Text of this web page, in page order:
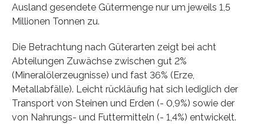
Ausland gesendete Gütermenge nur um jeweils 1,5
Millionen Tonnen zu.
Die Betrachtung nach Güterarten zeigt bei acht
Abteilungen Zuwächse zwischen gut 2%
(Mineralölerzeugnisse) und fast 36% (Erze,
Metallabfälle). Leicht rückläufig hat sich lediglich der
Transport von Steinen und Erden (- 0,9%) sowie der
von Nahrungs- und Futtermitteln (- 1,4%) entwickelt.